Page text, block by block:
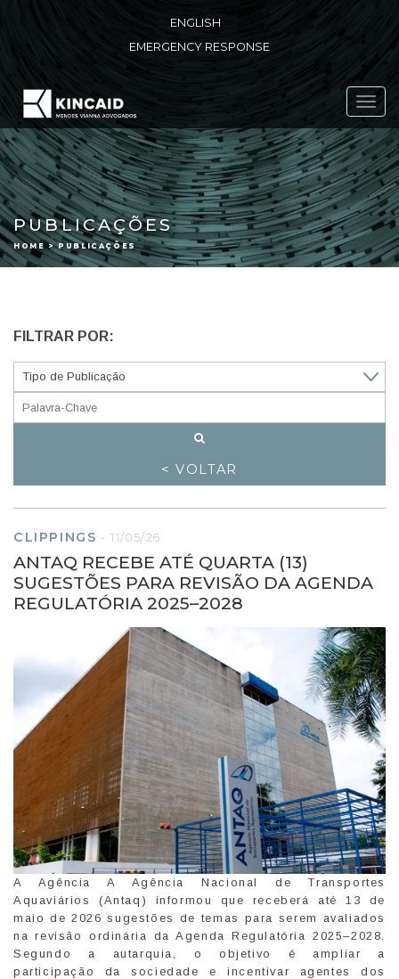
ENGLISH
EMERGENCY RESPONSE
PUBLICAÇÕES
HOME > PUBLICAÇÕES
FILTRAR POR:
< VOLTAR
CLIPPINGS -11/05/26
ANTAQ RECEBE ATÉ QUARTA (13)
SUGESTÕES PARA REVISÃO DA AGENDA
REGULATÓRIA 2025–2028
A Agência A Agência Nacional de Transportes
Aquaviários (Antaq) informou que receberá até 13 de
maio de 2026 sugestões de temas para serem avaliados
na revisão ordinária da Agenda Regulatória 2025–2028.
Segundo a autarquia, o objetivo é ampliar a
participação da sociedade e incentivar agentes dos